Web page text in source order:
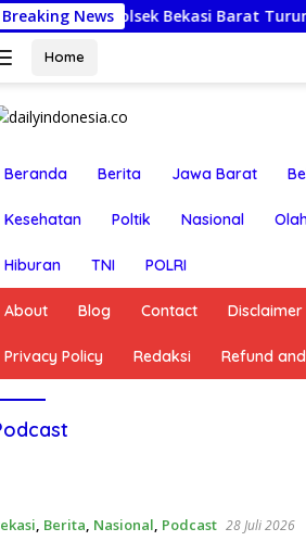
Breaking NewsBekasi Barat Turun Langsung
Home
Beranda Berita Jawa Barat
Kesehatan Poltik Nasional
Hiburan TNI POLRI
About Blog Contact Disclaimer
Privacy Policy Redaksi Refund
, Berita, Nasional, Podcast 28 Juli 2026